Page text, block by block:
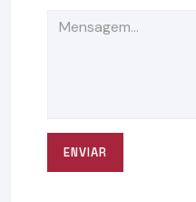
ENVIAR